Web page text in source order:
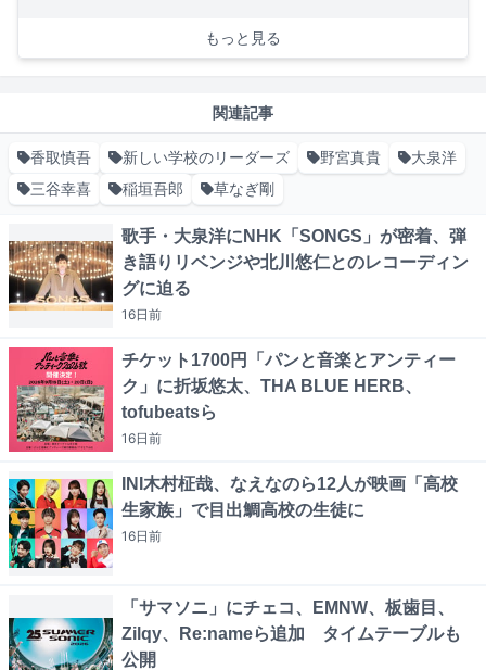
もっと見る
関連記事
香取慎吾 新しい学校のリーダーズ 野宮真貴
大泉洋
三谷幸喜
稲垣吾郎 草なぎ剛
歌手・大泉洋にNHK「SONGS」が密着、弾
き語りリベンジや北川悠仁とのレコーディン
グに迫る
16日前
チケット1700円「パンと音楽とアンティー
ク」に折坂悠太、THA BLUE HERB、
tofubeatsら
16日前
INI木村柾哉、なえなのら12人が映画「高校
生家族」で目出鯛高校の生徒に
16日前
「サマソニ」にチェコ、EMNW、板歯目、
Zilqy、Re:nameら追加 タイムテーブルも
公開